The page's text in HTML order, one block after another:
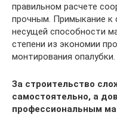
правильном расчете
прочным. Примыкание к
несущей способности
степени из экономии
монтирования опалубки.
За строительство
самостоятельно, а
профессиональным